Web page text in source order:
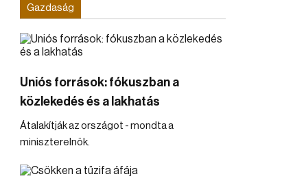
Gazdaság
Uniós források: fókuszban a
közlekedés és a lakhatás
Átalakítják az országot - mondta a
miniszterelnök.